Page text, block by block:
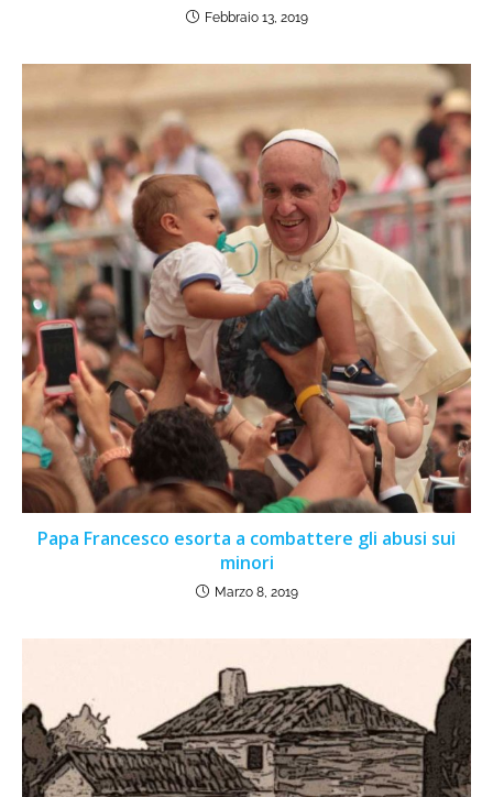
Febbraio 13, 2019
Papa Francesco esorta a combattere gli abusi sui
minori
Marzo 8, 2019